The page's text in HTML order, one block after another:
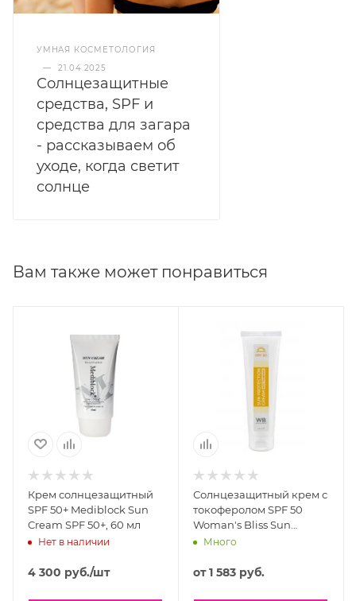
УМНАЯ КОСМЕТОЛОГИЯ
—
21.04.2025
Солнцезащитные
средства, SPF и
средства для загара
- рассказываем об
уходе, когда светит
солнце
Вам также может понравиться
Крем солнцезащитный
SPF 50+ Mediblock Sun
Cream SPF 50+, 60 мл
Нет в наличии
4 300 руб./шт
Солнцезащитный крем с
токоферолом SPF 50
Woman's Bliss Sun
Protection Cream SPF 50
Много
от1 583 руб.